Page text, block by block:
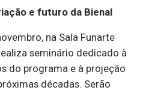
e futuro da Bienal
na Sala Funarte
seminário dedicado à
do programa e à projeção
décadas. Serão